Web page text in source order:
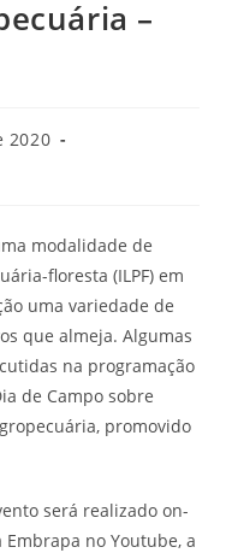
–
2020
modalidade de
floresta (ILPF) em
uma variedade de
que almeja. Algumas
na programação
de Campo sobre
promovido
será realizado on-
no Youtube, a